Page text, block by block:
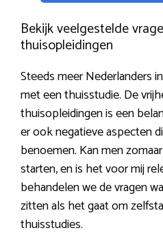
Bekijk veelgestelde
thuisopleidingen
Steeds meer Nederlanders
met een thuisstudie. De
thuisopleidingen is een
er ook negatieve aspecten
benoemen. Kan men
starten, en is het voor mij
behandelen we de vragen
zitten als het gaat om
thuisstudies.